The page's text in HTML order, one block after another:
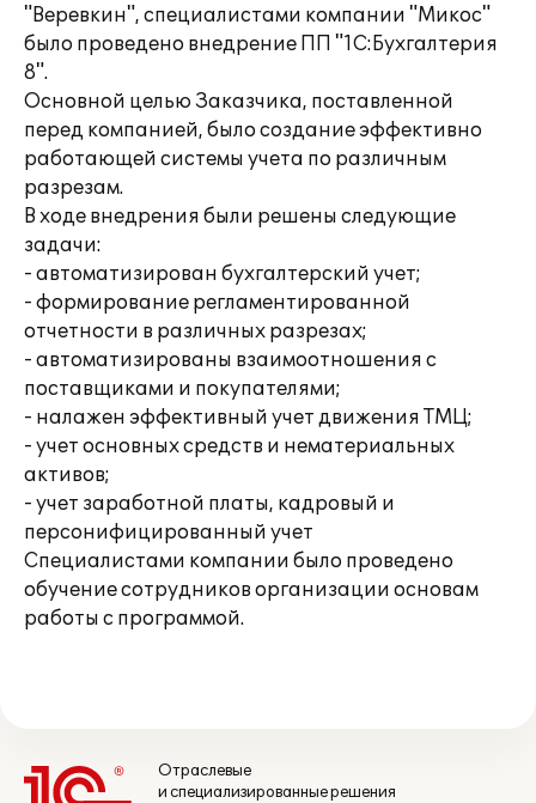
"Веревкин", специалистами компании "Микос"
было проведено внедрение ПП "1С:Бухгалтерия
8".
Основной целью Заказчика, поставленной
перед компанией, было создание эффективно
работающей системы учета по различным
разрезам.
В ходе внедрения были решены следующие
задачи:
- автоматизирован бухгалтерский учет;
- формирование регламентированной
отчетности в различных разрезах;
- автоматизированы взаимоотношения с
поставщиками и покупателями;
- налажен эффективный учет движения ТМЦ;
- учет основных средств и нематериальных
активов;
- учет заработной платы, кадровый и
персонифицированный учет
Специалистами компании было проведено
обучение сотрудников организации основам
работы с программой.
Отраслевые
и специализированные решения